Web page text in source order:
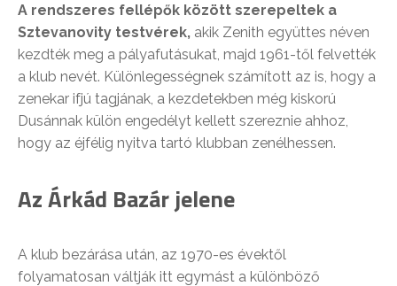
A rendszeres fellépők között szerepeltek a
Sztevanovity testvérek, akik Zenith együttes néven
kezdték meg a pályafutásukat, majd 1961-től felvették
a klub nevét. Különlegességnek számított az is, hogy a
zenekar ifjú tagjának, a kezdetekben még kiskorú
Dusánnak külön engedélyt kellett szereznie ahhoz,
hogy az éjfélig nyitva tartó klubban zenélhessen.
Az Árkád Bazár jelene
A klub bezárása után, az 1970-es évektől
folyamatosan váltják itt egymást a különböző